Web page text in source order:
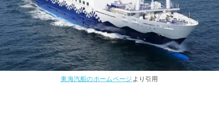
東海汽船のホームページ より引用